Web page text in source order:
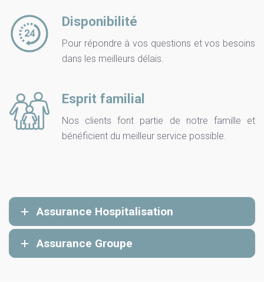
Disponibilité
Pour répondre à vos questions et vos besoins
dans les meilleurs délais.
Esprit familial
Nos clients font partie de notre famille et
bénéficient du meilleur service possible.
Assurance Hospitalisation
Assurance Groupe